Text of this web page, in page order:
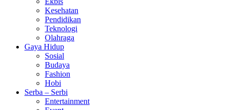
Kesehatan
Pendidikan
Teknologi
Olahraga
Gaya Hidup
Sosial
Budaya
Fashion
Hobi
Serba – Serbi
Entertainment